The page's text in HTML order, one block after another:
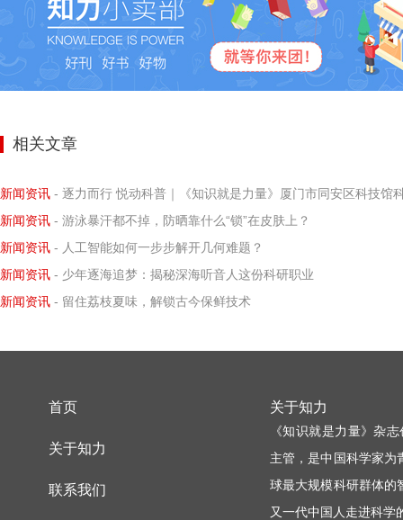
相关文章
新闻资讯 - 逐力而行 悦动科普｜《知识就是力量》厦门市同安区科技馆科学小记者探寻阿基米德力学
新闻资讯 - 游泳暴汗都不掉，防晒靠什么“锁”在皮肤上？
新闻资讯 - 人工智能如何一步步解开几何难题？
新闻资讯 - 少年逐海追梦：揭秘深海听音人这份科研职业
新闻资讯 - 留住荔枝夏味，解锁古今保鲜技术
首页
关于知力
联系我们
关于知力
《知识就是力量》杂
主管，是中国科学家为
球最大规模科研群体的
又一代中国人走进科学